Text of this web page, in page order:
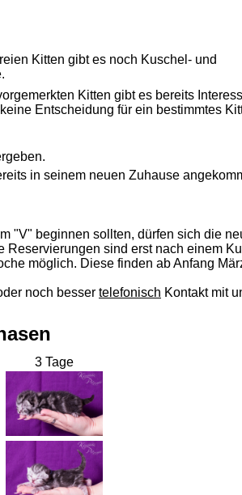
Kitten gibt es noch Kuschel- und
Kitten gibt es bereits
Entscheidung für ein bestimmtes
in seinem neuen Zuhause
"V" beginnen sollten, dürfen sich die
Reservierungen sind erst nach einem
möglich. Diese finden ab Anfang
noch besser telefonisch Kontakt mit
3 Tage